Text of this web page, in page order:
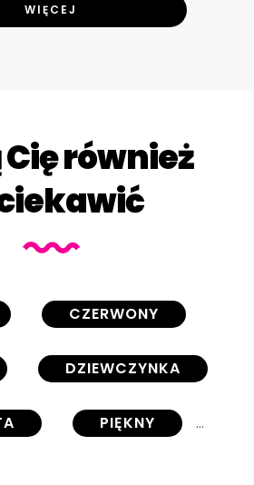
WIĘCEJ
również
CZERWONY
DZIEWCZYNKA
PIĘKNY